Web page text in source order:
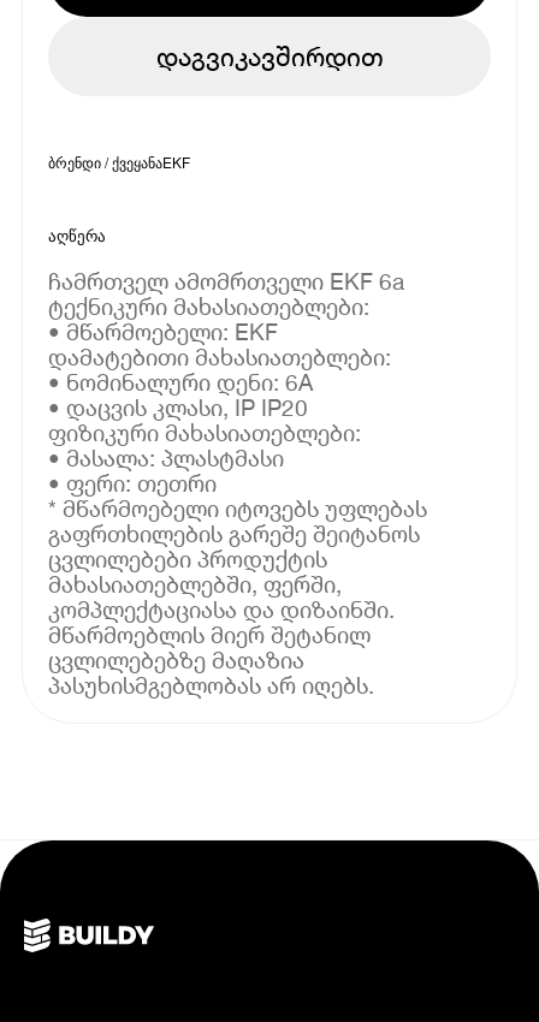
დაგვიკავშირდით
ბრენდი / ქვეყანაEKF
აღწერა
ჩამრთველ ამომრთველი EKF 6a
ტექნიკური მახასიათებლები:
• მწარმოებელი: EKF
დამატებითი მახასიათებლები:
• ნომინალური დენი: 6A
• დაცვის კლასი, IP IP20
ფიზიკური მახასიათებლები:
• მასალა: პლასტმასი
• ფერი: თეთრი
* მწარმოებელი იტოვებს უფლებას
გაფრთხილების გარეშე შეიტანოს
ცვლილებები პროდუქტის
მახასიათებლებში, ფერში,
კომპლექტაციასა და დიზაინში.
მწარმოებლის მიერ შეტანილ
ცვლილებებზე მაღაზია
პასუხისმგებლობას არ იღებს.